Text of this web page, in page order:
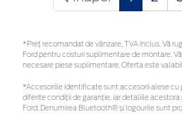
*Preţ recomandat de vânzare, TVA inclus. Vă
Ford pentru costuri suplimentare de montare.
necesare piese suplimentare. Oferta este
*Accesoriile identificate sunt accesorii alese cu
diferite condiții de garanție, iar detaliile
Ford. Denumirea Bluetooth® și logourile sunt